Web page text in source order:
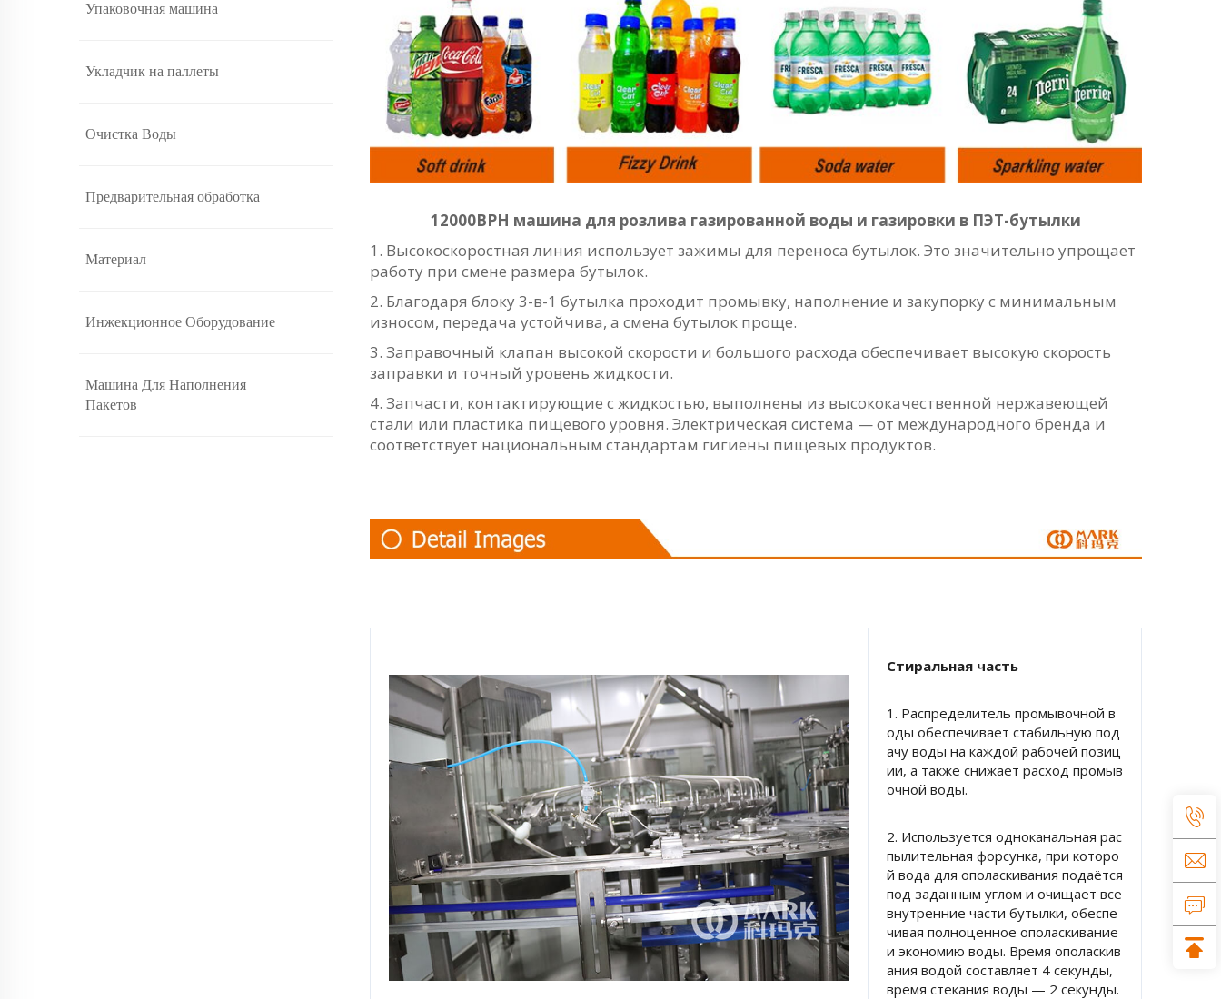
Упаковочная машина
Укладчик на паллеты
Очистка Воды
Предварительная обработка
Материал
Инжекционное Оборудование
Машина Для Наполнения
Пакетов
12000BPH машина для розлива газированной воды и газировки в ПЭТ-бутылки
1. Высокоскоростная линия использует зажимы для переноса бутылок. Это значительно упрощает
работу при смене размера бутылок.
2. Благодаря блоку 3-в-1 бутылка проходит промывку, наполнение и закупорку с минимальным
износом, передача устойчива, а смена бутылок проще.
3. Заправочный клапан высокой скорости и большого расхода обеспечивает высокую скорость
заправки и точный уровень жидкости.
4. Запчасти, контактирующие с жидкостью, выполнены из высококачественной нержавеющей
стали или пластика пищевого уровня. Электрическая система — от международного бренда и
соответствует национальным стандартам гигиены пищевых продуктов.
Стиральная часть
1. Распределитель промывочной в
оды обеспечивает стабильную под
ачу воды на каждой рабочей позиц
ии, а также снижает расход промыв
очной воды.
2. Используется одноканальная рас
пылительная форсунка, при которо
й вода для ополаскивания подаётся
под заданным углом и очищает все
внутренние части бутылки, обеспе
чивая полноценное ополаскивание
и экономию воды. Время ополаскив
ания водой составляет 4 секунды,
время стекания воды — 2 секунды.